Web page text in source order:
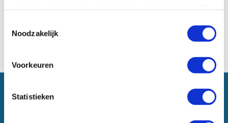
Noodzakelijk
Voorkeuren
Statistieken